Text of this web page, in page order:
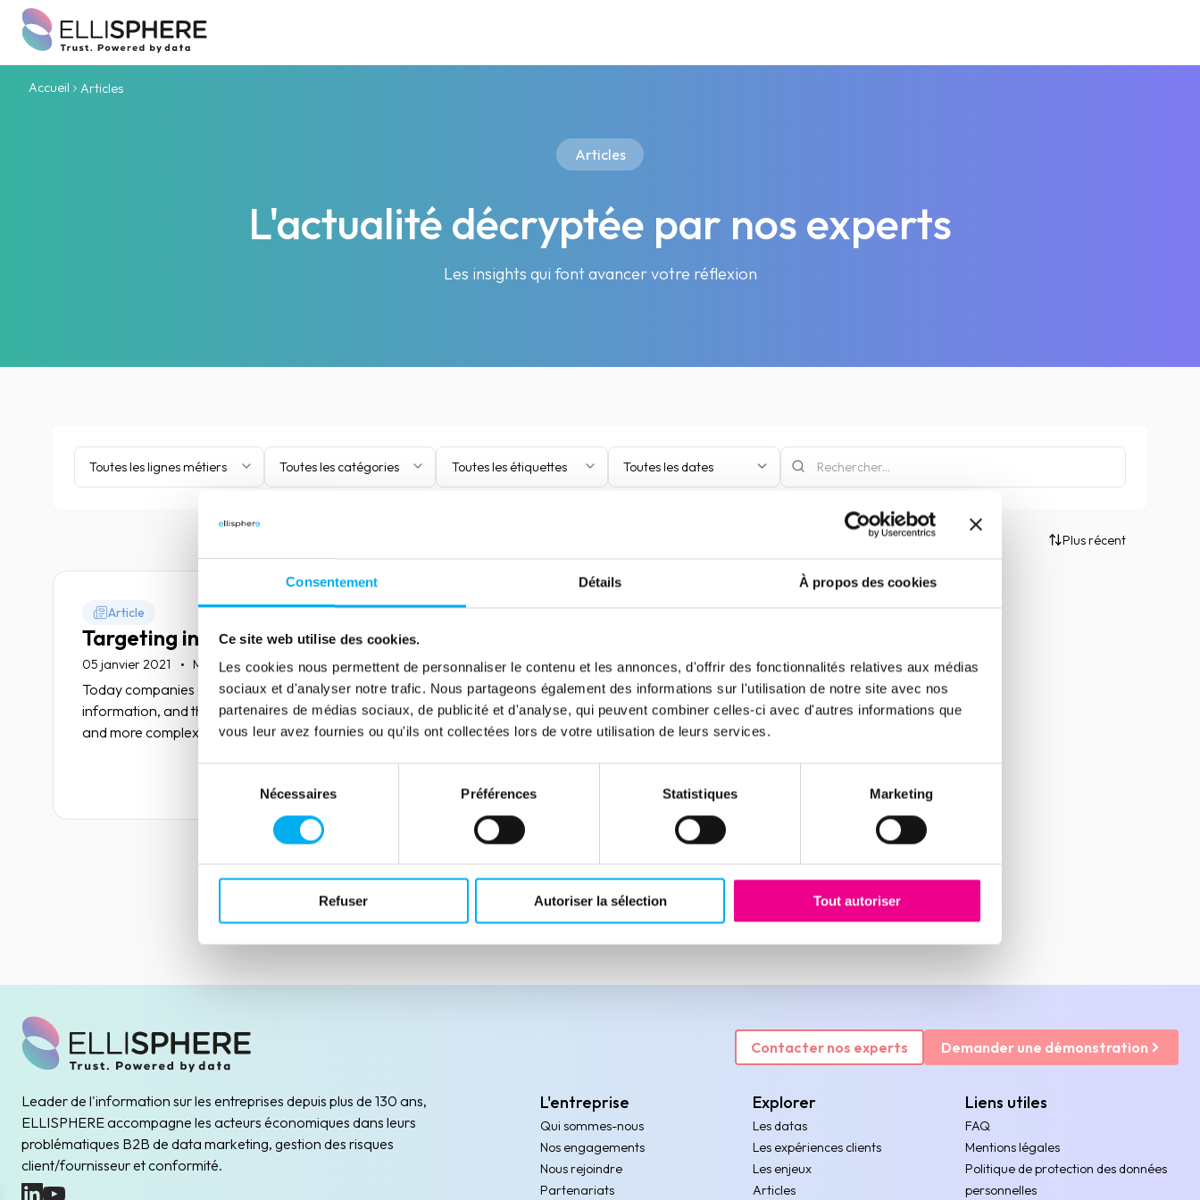
Consentement Détails À propos des cookies
Ce site web utilise des cookies.
Les cookies nous permettent de personnaliser le contenu et les annonces, d'offrir des fonctionnalités relatives aux médias
sociaux et d'analyser notre trafic. Nous partageons également des informations sur l'utilisation de notre site avec nos
partenaires de médias sociaux, de publicité et d'analyse, qui peuvent combiner celles-ci avec d'autres informations que
vous leur avez fournies ou qu'ils ont collectées lors de votre utilisation de leurs services.
consentement
Nécessaires Préférences Statistiques Marketing
Refuser Autoriser la sélection Tout autoriser
Accueil Articles
Articles
L'actualité décryptée par nos experts
Les insights qui font avancer votre réflexion
Toutes les lignes métiers Toutes les catégories Toutes les étiquettes Toutes les dates
Plus récent
Article
Targeting in the Data Age
05 janvier 2021 Marketing & Sales
Today companies collect countless
information, and this makes targeting more
and more complex.
Contacter nos experts Demander une démonstration
Leader de l'information sur les entreprises depuis plus de 130 ans,
ELLISPHERE accompagne les acteurs économiques dans leurs
problématiques B2B de data marketing, gestion des risques
client/fournisseur et conformité.
(nouvelle fenêtre)
(nouvelle fenêtre)
L'entreprise
Qui sommes-nous
Nos engagements
Nous rejoindre
Partenariats
Explorer
Les datas
Les expériences clients
Les enjeux
Articles
Liens utiles
FAQ
Mentions légales
Politique de protection des données
personnelles